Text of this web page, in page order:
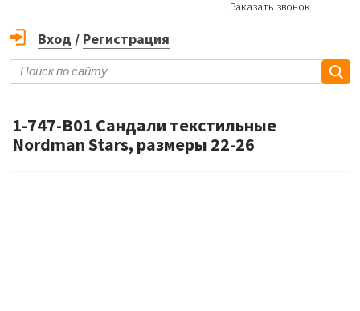
Заказать звонок
Вход / Регистрация
1-747-B01 Сандали текстильные
Nordman Stars, размеры 22-26